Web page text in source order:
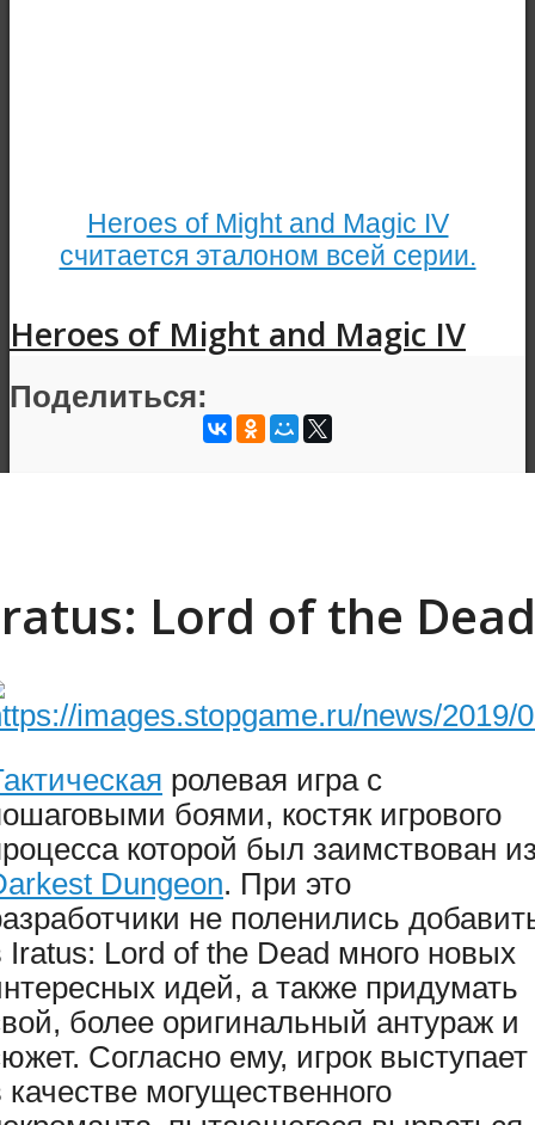
Heroes of Might and Magic IV
считается эталоном всей серии.
Heroes of Might and Magic IV
Поделиться:
Lord of the Dead
ролевая игра с
боями, костяк игрового
которой был заимствован
Dungeon. При это
не поленились
Iratus: Lord of the Dead много новых
идей, а также придумать
более оригинальный антураж и
Согласно ему, игрок выступает
качестве могущественного